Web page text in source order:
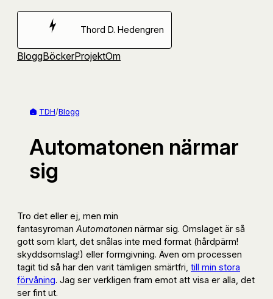
Hoppa
Thord D. Hedengren
BloggBöckerProjektOm
TDH/Blogg
Automatonen närmar
sig
Tro det eller ej, men min
fantasyroman Automatonen närmar sig. Omslaget är så
gott som klart, det snålas inte med format (hårdpärm!
skyddsomslag!) eller formgivning. Även om processen
tagit tid så har den varit tämligen smärtfri, till min stora
förvåning. Jag ser verkligen fram emot att visa er alla, det
ser fint ut.